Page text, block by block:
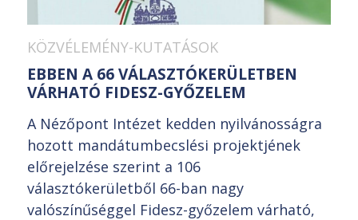
KÖZVÉLEMÉNY-KUTATÁSOK
EBBEN A 66 VÁLASZTÓKERÜLETBEN
VÁRHATÓ FIDESZ-GYŐZELEM
A Nézőpont Intézet kedden nyilvánosságra
hozott mandátumbecslési projektjének
előrejelzése szerint a 106
választókerületből 66-ban nagy
valószínűséggel Fidesz-győzelem várható,